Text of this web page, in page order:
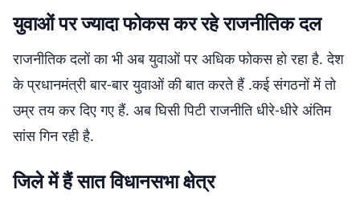
युवाओं पर ज्यादा फोकस कर रहे राजनीतिक दल
राजनीतिक दलों का भी अब युवाओं पर अधिक फोकस हो रहा है. देश
के प्रधानमंत्री बार-बार युवाओं की बात करते हैं .कई संगठनों में तो
उम्र तय कर दिए गए हैं. अब घिसी पिटी राजनीति धीरे-धीरे अंतिम
सांस गिन रही है.
जिले में हैं सात विधानसभा क्षेत्र